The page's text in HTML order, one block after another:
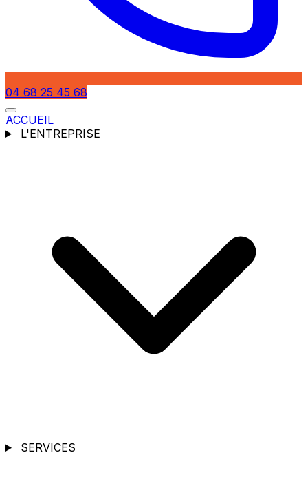
04 68 25 45 68
ACCUEIL
L'ENTREPRISE
SERVICES